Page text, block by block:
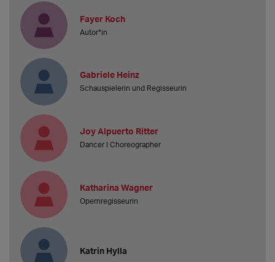
Fayer Koch
Autor*in
Gabriele Heinz
Schauspielerin und Regisseurin
Joy Alpuerto Ritter
Dancer I Choreographer
Katharina Wagner
Opernregisseurin
Katrin Hylla